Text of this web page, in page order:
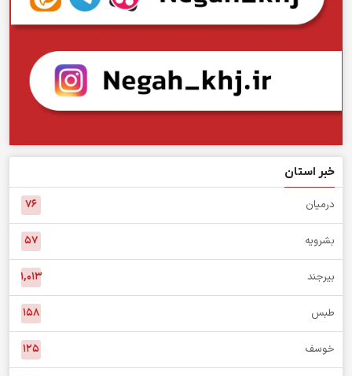
خبر استان
درمیان ۷۶
بشرویه ۵۷
بیرجند ۱,۰۱۳
طبس ۱۵۸
خوسف ۱۲۵